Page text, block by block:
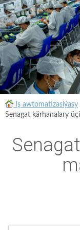
Iş awtomatizasiýasy
Senagat kärhanalary